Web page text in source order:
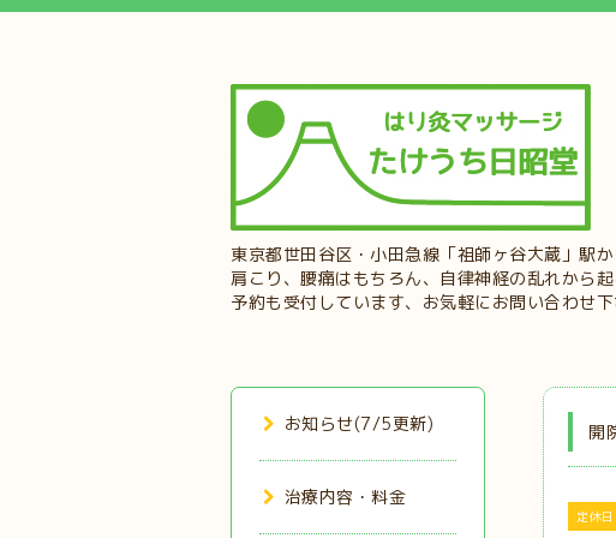
東京都世田谷区・小田急線「祖師ヶ谷大蔵」駅
肩こり、腰痛はもちろん、自律神経の乱れから
予約も受付しています、お気軽にお問い合わせ下
開
定休日
お知らせ(7/5更新)
治療内容・料金